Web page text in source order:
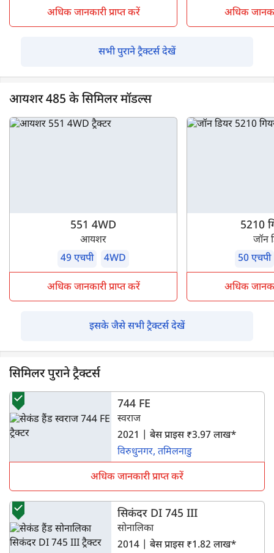
अधिक जानकारी प्राप्त करें
अधिक
सभी पुराने ट्रैक्टर्स देखें
आयशर 485 के सिमिलर मॉडल्स
551 4WD
आयशर
49 एचपी
4WD
अधिक जानकारी प्राप्त करें
5210
जॉन
50 एचपी
अधिक
इसके जैसे सभी ट्रैक्टर्स देखें
सिमिलर पुराने ट्रैक्टर्स
744 FE
स्वराज
2021 | बेस प्राइस ₹3.97 लाख*
विरुधुनगर, तमिलनाडु
अधिक जानकारी प्राप्त करें
सिकंदर DI 745 III
सोनालिका
2014 | बेस प्राइस ₹1.82 लाख*